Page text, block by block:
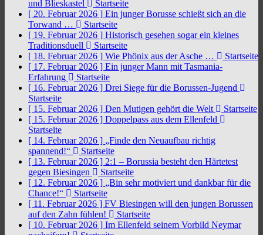
und Blieskastel
Startseite
[ 20. Februar 2026 ] Ein junger Borusse schießt sich an die
Torwand …
Startseite
[ 19. Februar 2026 ] Historisch gesehen sogar ein kleines
Traditionsduell
Startseite
[ 18. Februar 2026 ] Wie Phönix aus der Asche …
Startseite
[ 17. Februar 2026 ] Ein junger Mann mit Tasmania-
Erfahrung
Startseite
[ 16. Februar 2026 ] Drei Siege für die Borussen-Jugend
Startseite
[ 15. Februar 2026 ] Den Mutigen gehört die Welt
Startseite
[ 15. Februar 2026 ] Doppelpass aus dem Ellenfeld
Startseite
[ 14. Februar 2026 ] „Finde den Neuaufbau richtig
spannend!“
Startseite
[ 13. Februar 2026 ] 2:1 – Borussia besteht den Härtetest
gegen Biesingen
Startseite
[ 12. Februar 2026 ] „Bin sehr motiviert und dankbar für die
Chance!“
Startseite
[ 11. Februar 2026 ] FV Biesingen will den jungen Borussen
auf den Zahn fühlen!
Startseite
[ 10. Februar 2026 ] Im Ellenfeld seinem Vorbild Neymar